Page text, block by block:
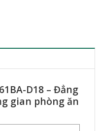
D18 – Đẳng
gian phòng ăn